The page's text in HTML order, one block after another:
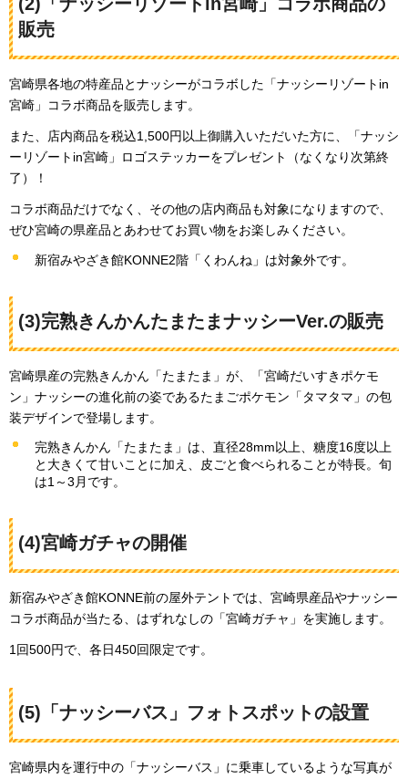
販売
宮崎県各地の特産品とナッシーがコラボした「ナッシーリゾートin
宮崎」コラボ商品を販売します。
また、店内商品を税込1,500円以上御購入いただいた方に、「ナッシ
ーリゾートin宮崎」ロゴステッカーをプレゼント（なくなり次第終
了）！
コラボ商品だけでなく、その他の店内商品も対象になりますので、
ぜひ宮崎の県産品とあわせてお買い物をお楽しみください。
新宿みやざき館KONNE2階「くわんね」は対象外です。
(3)完熟きんかんたまたまナッシーVer.の販売
宮崎県産の完熟きんかん「たまたま」が、「宮崎だいすきポケモ
ン」ナッシーの進化前の姿であるたまごポケモン「タマタマ」の包
装デザインで登場します。
完熟きんかん「たまたま」は、直径28mm以上、糖度16度以上
と大きくて甘いことに加え、皮ごと食べられることが特長。旬
は1～3月です。
(4)宮崎ガチャの開催
新宿みやざき館KONNE前の屋外テントでは、宮崎県産品やナッシー
コラボ商品が当たる、はずれなしの「宮崎ガチャ」を実施します。
1回500円で、各日450回限定です。
(5)「ナッシーバス」フォトスポットの設置
宮崎県内を運行中の「ナッシーバス」に乗車しているような写真が